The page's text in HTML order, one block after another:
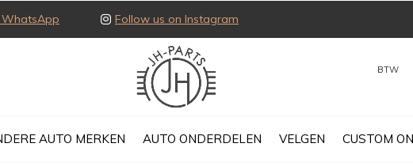
AUTO MERKEN AUTO ONDERDELEN VELGEN CUSTOM
BTW
Follow us on Instagram